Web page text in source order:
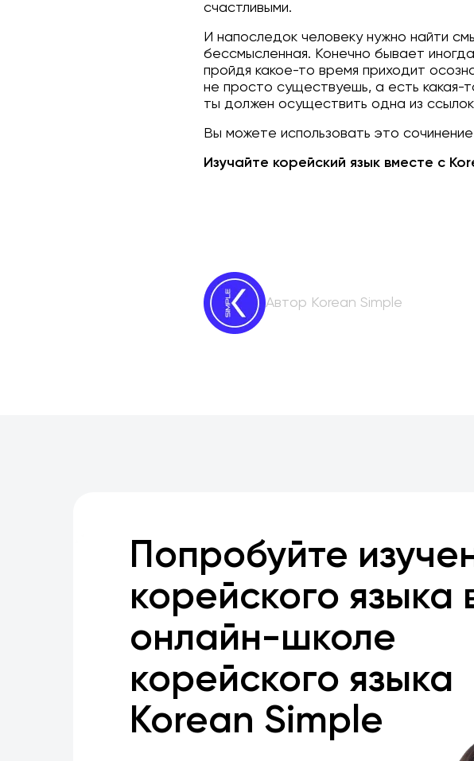
счастливыми.
И напоследок человеку нужно найти
бессмысленная. Конечно бывает
пройдя какое-то время приходит
не просто существуешь, а есть какая-
ты должен осуществить одна из ссылок
Вы можете использовать это
Изучайте корейский язык вместе с
Автор Korean Simple
Попробуйте
корейского языка
онлайн-школе
корейского языка
Korean Simple